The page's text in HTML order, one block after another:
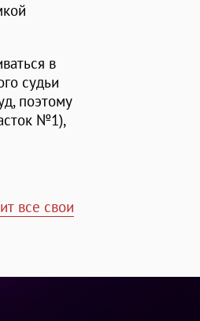
в
судьи
поэтому
№1),
все свои